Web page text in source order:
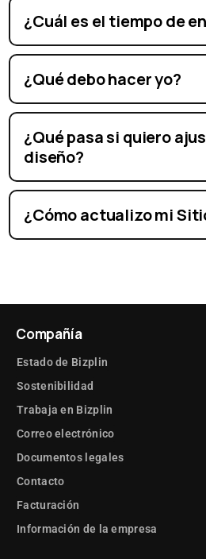
¿Cuál es el tiempo de
¿Qué debo hacer yo?
¿Qué pasa si quiero
diseño?
¿Cómo actualizo mi
Compañía
Estado de Bizplin
Sostenibilidad
Trabaja en Bizplin
Correo electrónico
Documentos legales
Contacto
Facturación
Información de la empresa